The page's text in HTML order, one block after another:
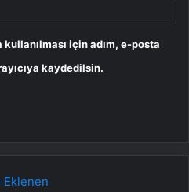
için adım, e-posta
kaydedilsin.
Eklenen